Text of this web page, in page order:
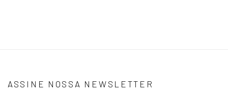
ASSINE NOSSA NEWSLETTER